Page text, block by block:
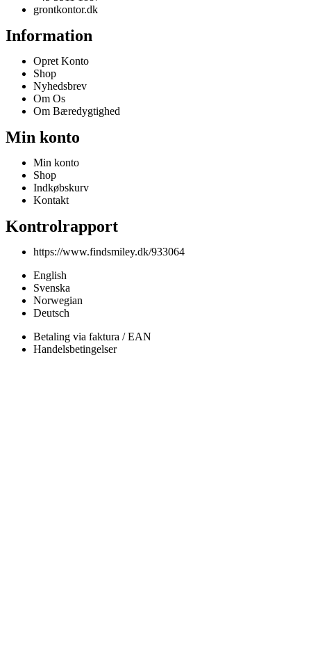
grontkontor.dk
Information
Opret Konto
Shop
Nyhedsbrev
Om Os
Om Bæredygtighed
Min konto
Min konto
Shop
Indkøbskurv
Kontakt
Kontrolrapport
https://www.findsmiley.dk/933064
English
Svenska
Norwegian
Deutsch
Betaling via faktura / EAN
Handelsbetingelser